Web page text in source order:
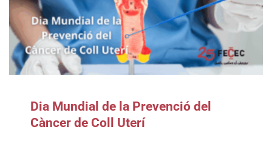
Dia Mundial de la Prevenció del
Càncer de Coll Uterí